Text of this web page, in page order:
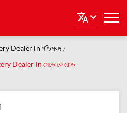
Dealer in পশ্চিমবঙ্গ
Dealer in সেভোকে রোড